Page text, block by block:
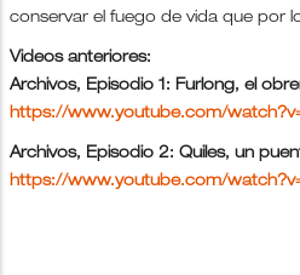
conservar el fuego de vida que por
Videos anteriores:
Archivos, Episodio 1: Furlong, el
https://www.youtube.com/
Archivos, Episodio 2: Quiles, un
https://www.youtube.com/